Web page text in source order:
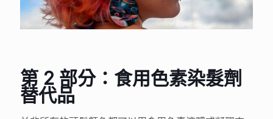
第 2 部分：食用色素染髮劑
替代品